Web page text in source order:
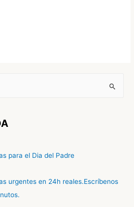
para el Dia del Padre
urgentes en 24h reales.Escríbenos